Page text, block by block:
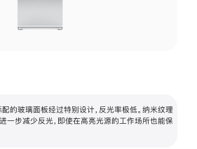
配的玻璃面板经过特别设计，反光率极低。纳米纹理
一步减少反光，即使在高亮光源的工作场所也能保